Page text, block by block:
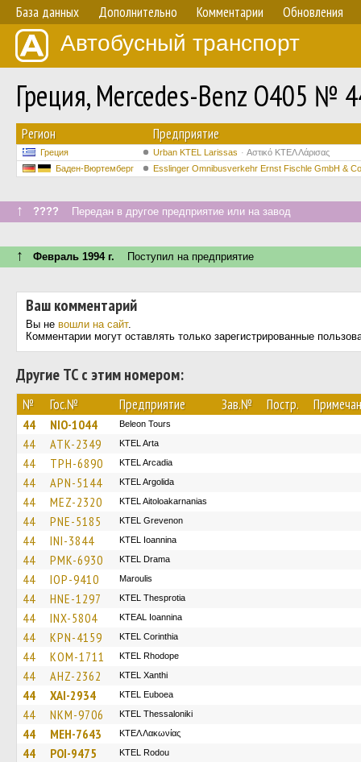
База данных Дополнительно Комментарии Обновления
Автобусный транспорт
Греция, Mercedes-Benz O405 №
Регион Предприятие
Греция Urban KTEL Larissas
Αστικό ΚΤΕΛ Λάρισας
Баден-Вюртемберг
Esslinger Omnibusverkehr Ernst Fischle GmbH &
↑ ???? Передан в другое предприятие или на завод
↑ Февраль 1994 г. Поступил на предприятие
Ваш комментарий
Вы не вошли на сайт.
Комментарии могут оставлять только зарегистрированные
Другие ТС с этим номером:
№ Гос.№ Предприятие Зав.№ Постр.
44 NIO-1044 Beleon Tours
44 ATK-2349 KTEL Arta
44 TPH-6890 KTEL Arcadia
44 APN-5144 KTEL Argolida
44 MEZ-2320 KTEL Aitoloakarnanias
44 PNE-5185 ΚΤΕL Grevenon
44 INI-3844 KTEL Ioannina
44 PMK-6930 KTEL Drama
44 IOP-9410 Maroulis
44 HNE-1297 KTEL Thesprotia
44 INX-5804 KTEAL Ioannina
44 KPN-4159 KTEL Corinthia
44 KOM-1711 KTEL Rhodope
44 AHZ-2362 KTEL Xanthi
44 XAI-2934 ΚΤΕL Euboea
44 NKM-9706 KTEL Thessaloniki
44 MEH-7643 ΚΤΕΛ Λακωνίας
44 POI-9475 ΚΤΕL Rodou